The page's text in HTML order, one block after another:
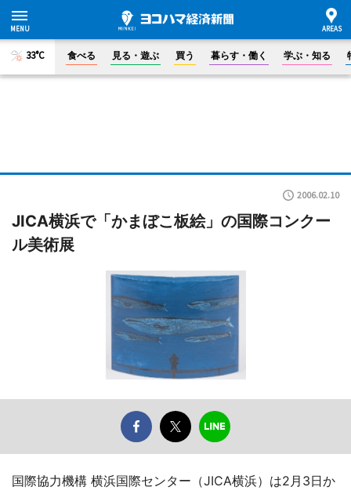
33°C 食べる 見る・遊ぶ 買う 暮らす・働く 学ぶ・知る
2006.02.10
JICA横浜で「かまぼこ板絵」の国際コンクー
ル美術展
国際協力機構 横浜国際センター（JICA横浜）は2月3日か